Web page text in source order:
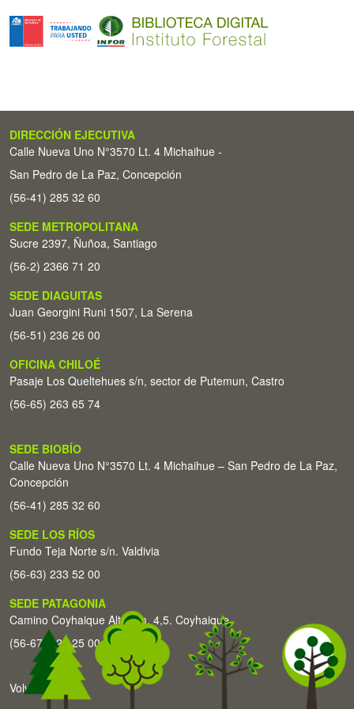
DIRECCIÓN EJECUTIVA
Calle Nueva Uno N°3570 Lt. 4 Michaihue -
San Pedro de La Paz, Concepción
(56-41) 285 32 60
SEDE METROPOLITANA
Sucre 2397, Ñuñoa, Santiago
(56-2) 2366 71 20
SEDE DIAGUITAS
Juan Georgini Runi 1507, La Serena
(56-51) 236 26 00
OFICINA CHILOÉ
Pasaje Los Queltehues s/n, sector de Putemun, Castro
(56-65) 263 65 74
SEDE BIOBÍO
Calle Nueva Uno N°3570 Lt. 4 Michaihue – San Pedro de La Paz,
Concepción
(56-41) 285 32 60
SEDE LOS RÍOS
Fundo Teja Norte s/n. Valdivia
(56-63) 233 52 00
SEDE PATAGONIA
Camino Coyhaique Alto Km. 4,5. Coyhaique
(56-67) 226 25 00
Volver arriba